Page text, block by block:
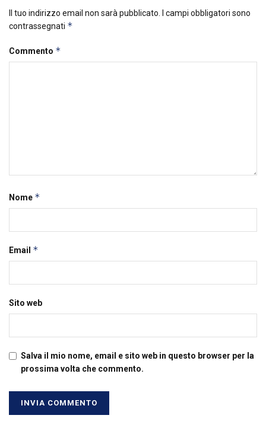
Il tuo indirizzo email non sarà pubblicato.
I campi obbligatori sono
contrassegnati *
Commento *
Nome *
Email *
Sito web
Salva il mio nome, email e sito web in questo browser per la
prossima volta che commento.